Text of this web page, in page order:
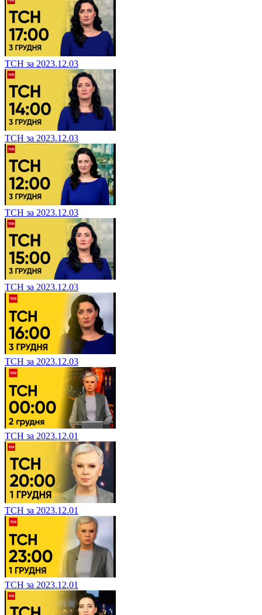
ТСН за 2023.12.03
ТСН за 2023.12.03
ТСН за 2023.12.03
ТСН за 2023.12.03
ТСН за 2023.12.03
ТСН за 2023.12.01
ТСН за 2023.12.01
ТСН за 2023.12.01